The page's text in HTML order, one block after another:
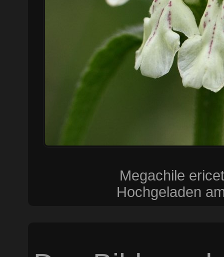
Megachile
Hochgeladen